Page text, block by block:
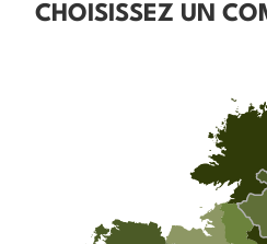
CHOISISSEZ UN